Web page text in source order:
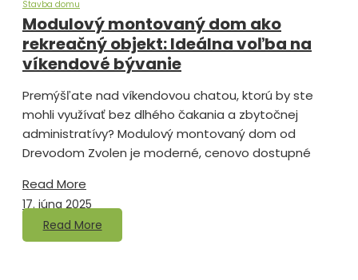
Stavba domu
Modulový montovaný dom ako
rekreačný objekt: Ideálna voľba na
víkendové bývanie
Premýšľate nad víkendovou chatou, ktorú by ste
mohli využívať bez dlhého čakania a zbytočnej
administratívy? Modulový montovaný dom od
Drevodom Zvolen je moderné, cenovo dostupné
Read More
17. júna 2025
Read More